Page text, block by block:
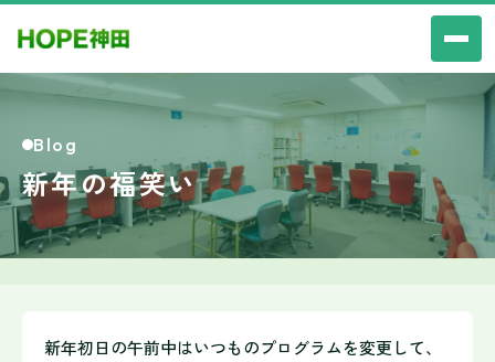
Blog
新年の福笑い
新年初日の午前中はいつものプログラムを変更して、